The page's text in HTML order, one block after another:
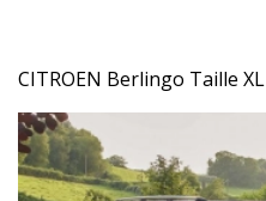
CITROEN Berlingo Taille XL